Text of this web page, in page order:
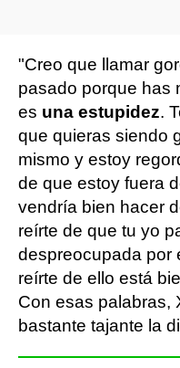
"Creo que llamar
pasado porque has
es una estupidez.
que quieras siendo
mismo y estoy
de que estoy fuera
vendría bien hacer
reírte de que tu yo
despreocupada por
reírte de ello está
Con esas palabras,
bastante tajante la